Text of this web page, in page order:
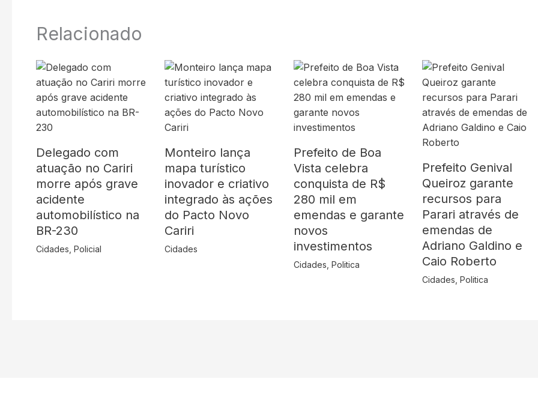
Relacionado
Delegado com
atuação no Cariri
morre após grave
acidente
automobilístico na
BR-230
Cidades Policial
Monteiro lança
mapa turístico
inovador e criativo
integrado às ações
do Pacto Novo
Cariri
Cidades
Prefeito de Boa
Vista celebra
conquista de R$
280 mil em
emendas e garante
novos
investimentos
Cidades Politica
Prefeito Genival
Queiroz garante
recursos para
Parari através de
emendas de
Adriano Galdino e
Caio Roberto
Cidades ,Politica